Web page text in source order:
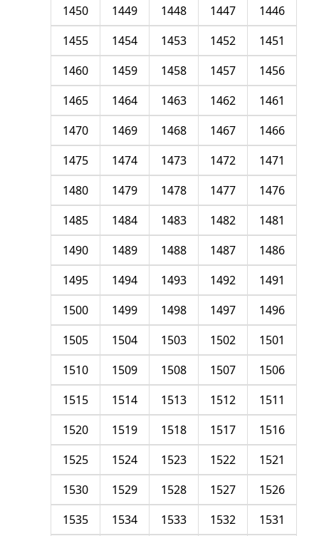
1446
1447
1448
1449
1450
1451
1452
1453
1454
1455
1456
1457
1458
1459
1460
1461
1462
1463
1464
1465
1466
1467
1468
1469
1470
1471
1472
1473
1474
1475
1476
1477
1478
1479
1480
1481
1482
1483
1484
1485
1486
1487
1488
1489
1490
1491
1492
1493
1494
1495
1496
1497
1498
1499
1500
1501
1502
1503
1504
1505
1506
1507
1508
1509
1510
1511
1512
1513
1514
1515
1516
1517
1518
1519
1520
1521
1522
1523
1524
1525
1526
1527
1528
1529
1530
1531
1532
1533
1534
1535